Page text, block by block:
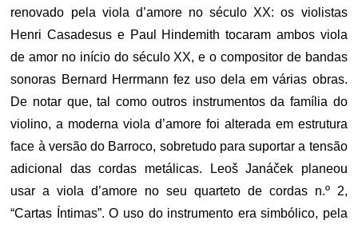
renovado pela viola d’amore no século XX: os violistas
Henri Casadesus e Paul Hindemith tocaram ambos viola
de amor no início do século XX, e o compositor de bandas
sonoras Bernard Herrmann fez uso dela em várias obras.
De notar que, tal como outros instrumentos da família do
violino, a moderna viola d’amore foi alterada em estrutura
face à versão do Barroco, sobretudo para suportar a tensão
adicional das cordas metálicas. Leoš Janáček planeou
usar a viola d’amore no seu quarteto de cordas n.º 2,
“Cartas Íntimas”. O uso do instrumento era simbólico, pela